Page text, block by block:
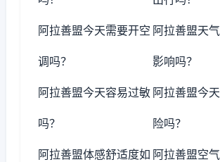
阿拉善盟今天需要开空
调吗？
阿拉善盟天
影响吗？
阿拉善盟今天容易过敏
吗？
阿拉善盟今
险吗？
阿拉善盟体感舒适度如 阿拉善盟空